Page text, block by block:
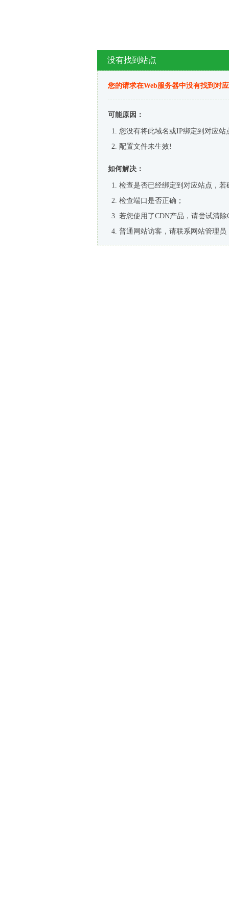
没有找到站点
您的请求在Web服务器中没有找到对
可能原因：
您没有将此域名或IP绑定到对应站
配置文件未生效!
如何解决：
检查是否已经绑定到对应站点，
检查端口是否正确；
若您使用了CDN产品，请尝试清除
普通网站访客，请联系网站管理员